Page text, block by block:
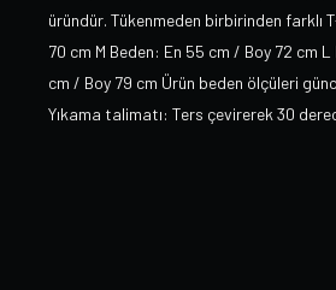
üründür. Tükenmeden birbirinden farklı
70 cm M Beden: En 55 cm / Boy 72 cm
cm / Boy 79 cm Ürün beden ölçüleri
Yıkama talimatı: Ters çevirerek 30